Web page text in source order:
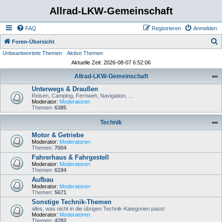
Allrad-LKW-Gemeinschaft
FAQ Anmelden
Registrieren
Foren-Übersicht
Unbeantwortete Themen
Aktive Themen
Aktuelle Zeit: 2026-08-07 6:52:06
Allrad-LKW-Gemeinschaft
Unterwegs & Draußen
Reisen, Camping, Fernweh, Navigation, ...
Moderator: Moderatoren
Themen: 6385
Technik
Motor & Getriebe
Moderator: Moderatoren
Themen: 7004
Fahrerhaus & Fahrgestell
Moderator: Moderatoren
Themen: 6194
Aufbau
Moderator: Moderatoren
Themen: 5671
Sonstige Technik-Themen
alles, was nicht in die übrigen Technik-Kategorien passt
Moderator: Moderatoren
Themen: 4782